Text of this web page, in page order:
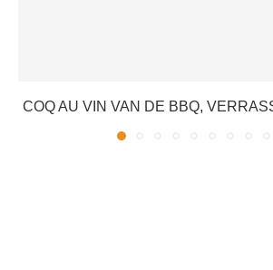
COQ AU VIN VAN DE BBQ,